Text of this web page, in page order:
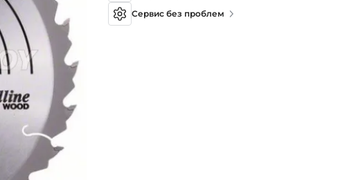
Сервис без проблем